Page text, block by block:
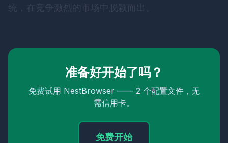
统，在竞争激烈的市场中脱颖而出。
准备好开始了吗？
免费试用 NestBrowser —— 2 个配置文件，无
需信用卡。
免费开始